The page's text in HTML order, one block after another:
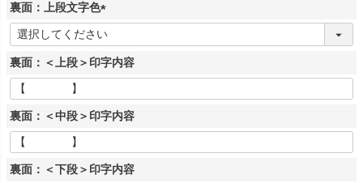
須
)
裏面：上段文字色
必
須
)
裏面：＜上段＞印字内容
裏面：＜中段＞印字内容
裏面：＜下段＞印字内容